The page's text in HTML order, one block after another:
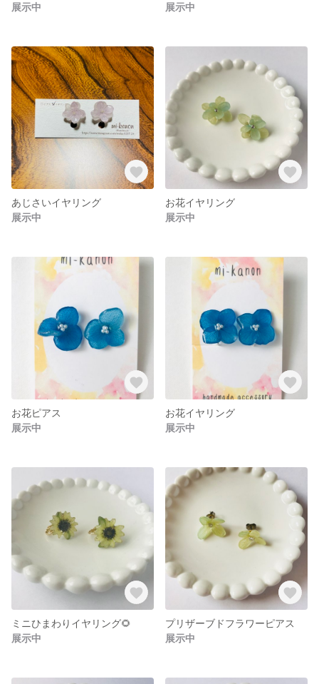
展示中
展示中
あじさいイヤリング
展示中
お花イヤリング
展示中
お花ピアス
展示中
お花イヤリング
展示中
ミニひまわりイヤリング🌻
展示中
プリザーブドフラワーピアス
展示中